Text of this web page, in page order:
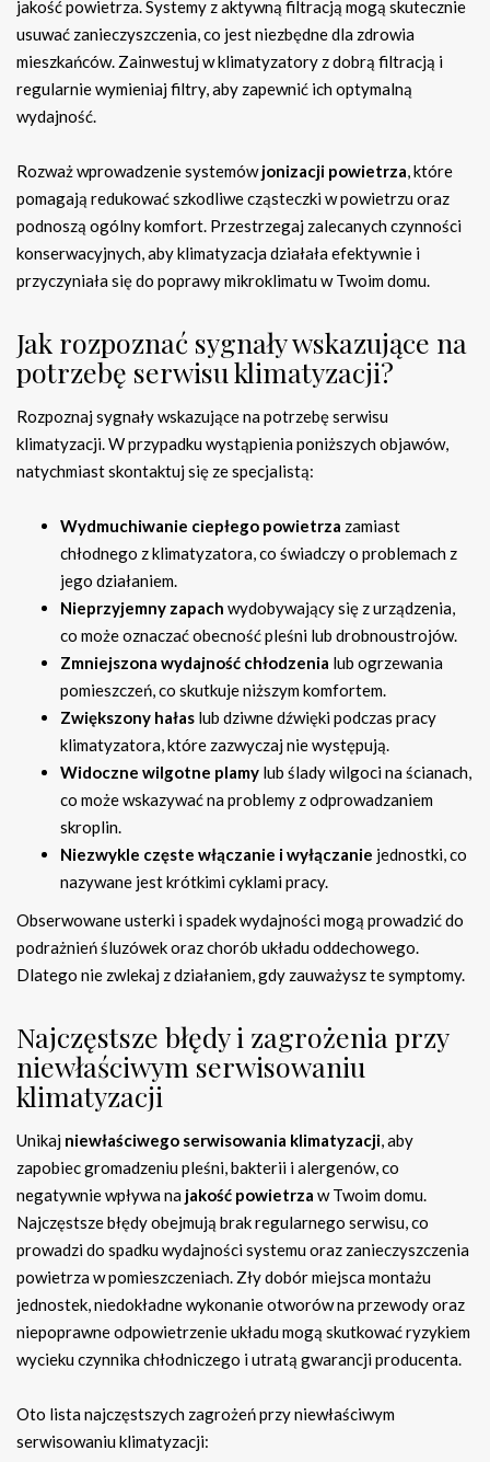
jakość powietrza. Systemy z aktywną filtracją mogą skutecznie
usuwać zanieczyszczenia, co jest niezbędne dla zdrowia
mieszkańców. Zainwestuj w klimatyzatory z dobrą filtracją i
regularnie wymieniaj filtry, aby zapewnić ich optymalną
wydajność.
Rozważ wprowadzenie systemówjonizacji powietrza , które
pomagają redukować szkodliwe cząsteczki w powietrzu oraz
podnoszą ogólny komfort. Przestrzegaj zalecanych czynności
konserwacyjnych, aby klimatyzacja działała efektywnie i
przyczyniała się do poprawy mikroklimatu w Twoim domu.
Jak rozpoznać sygnały wskazujące na
potrzebę serwisu klimatyzacji?
Rozpoznaj sygnały wskazujące na potrzebę serwisu
klimatyzacji. W przypadku wystąpienia poniższych objawów,
natychmiast skontaktuj się ze specjalistą:
Wydmuchiwanie ciepłego powietrza zamiast
chłodnego z klimatyzatora, co świadczy o problemach z
jego działaniem.
Nieprzyjemny zapach wydobywający się z urządzenia,
co może oznaczać obecność pleśni lub drobnoustrojów.
Zmniejszona wydajność chłodzenia lub ogrzewania
pomieszczeń, co skutkuje niższym komfortem.
Zwiększony hałas lub dziwne dźwięki podczas pracy
klimatyzatora, które zazwyczaj nie występują.
Widoczne wilgotne plamy lub ślady wilgoci na ścianach,
co może wskazywać na problemy z odprowadzaniem
skroplin.
Niezwykle częste włączanie i wyłączanie jednostki, co
nazywane jest krótkimi cyklami pracy.
Obserwowane usterki i spadek wydajności mogą prowadzić do
podrażnień śluzówek oraz chorób układu oddechowego.
Dlatego nie zwlekaj z działaniem, gdy zauważysz te symptomy.
Najczęstsze błędy i zagrożenia przy
niewłaściwym serwisowaniu
klimatyzacji
Unikaj niewłaściwego serwisowania klimatyzacji , aby
zapobiec gromadzeniu pleśni, bakterii i alergenów, co
negatywnie wpływa na jakość powietrza w Twoim domu.
Najczęstsze błędy obejmują brak regularnego serwisu, co
prowadzi do spadku wydajności systemu oraz zanieczyszczenia
powietrza w pomieszczeniach. Zły dobór miejsca montażu
jednostek, niedokładne wykonanie otworów na przewody oraz
niepoprawne odpowietrzenie układu mogą skutkować ryzykiem
wycieku czynnika chłodniczego i utratą gwarancji producenta.
Oto lista najczęstszych zagrożeń przy niewłaściwym
serwisowaniu klimatyzacji: